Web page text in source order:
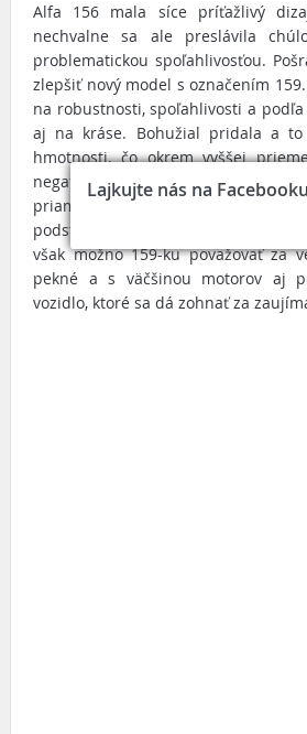
Lajkujte nás na Facebooku
Alfa 156 mala síce príťažlivý
nechvalne sa ale preslávila
problematickou spoľahlivosťou.
zlepšiť nový model s označením
na robustnosti, spoľahlivosti a
aj na kráse. Bohužial pridala a
hmotnosti, čo okrem vyššej
negatívny vplyv aj na akčnosť
priamom porovnaní 156 a 159 tak
podstatne agilnejšie a ľahšie.
však možno 159-ku považovať za
pekné a s väčšinou motorov aj
vozidlo, ktoré sa dá zohnať za